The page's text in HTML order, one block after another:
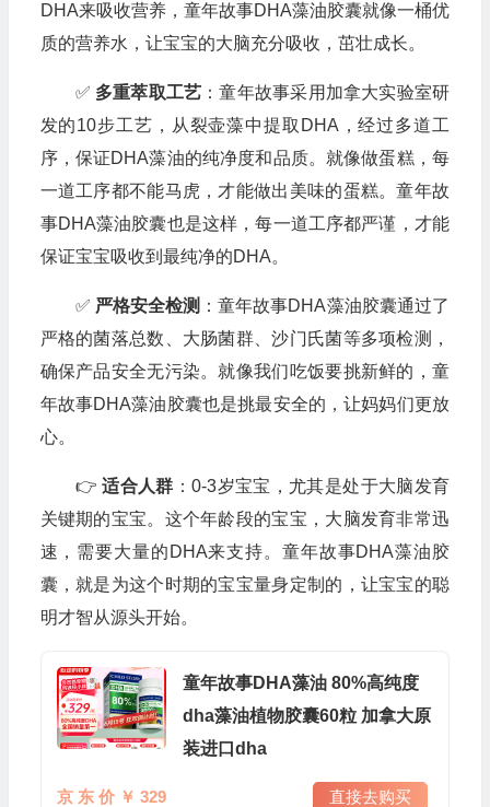
DHA来吸收营养，童年故事DHA藻油胶囊就像一桶优
质的营养水，让宝宝的大脑充分吸收，茁壮成长。
✅ 多重萃取工艺 ：童年故事采用加拿大实验室研
发的10步工艺，从裂壶藻中提取DHA，经过多道工
序，保证DHA藻油的纯净度和品质。就像做蛋糕，每
一道工序都不能马虎，才能做出美味的蛋糕。童年故
事DHA藻油胶囊也是这样，每一道工序都严谨，才能
保证宝宝吸收到最纯净的DHA。
✅ 严格安全检测 ：童年故事DHA藻油胶囊通过了
严格的菌落总数、大肠菌群、沙门氏菌等多项检测，
确保产品安全无污染。就像我们吃饭要挑新鲜的，童
年故事DHA藻油胶囊也是挑最安全的，让妈妈们更放
心。
👉适合人群 ：0-3岁宝宝，尤其是处于大脑发育
关键期的宝宝。这个年龄段的宝宝，大脑发育非常迅
速，需要大量的DHA来支持。童年故事DHA藻油胶
囊，就是为这个时期的宝宝量身定制的，让宝宝的聪
明才智从源头开始。
童年故事DHA藻油 80%高纯度
dha藻油植物胶囊60粒 加拿大原
装进口dha
京 东 价 ￥ 329 直接去购买